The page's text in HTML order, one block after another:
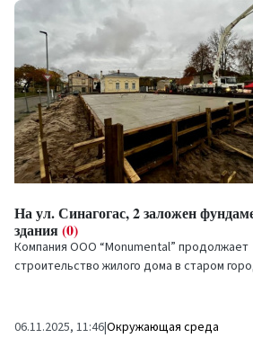
На ул. Синагогас, 2 заложен
здания(0)
Компания ООО “Monumental” продолжает
строительство жилого дома в старом
06.11.2025, 11:46|Окружающая среда